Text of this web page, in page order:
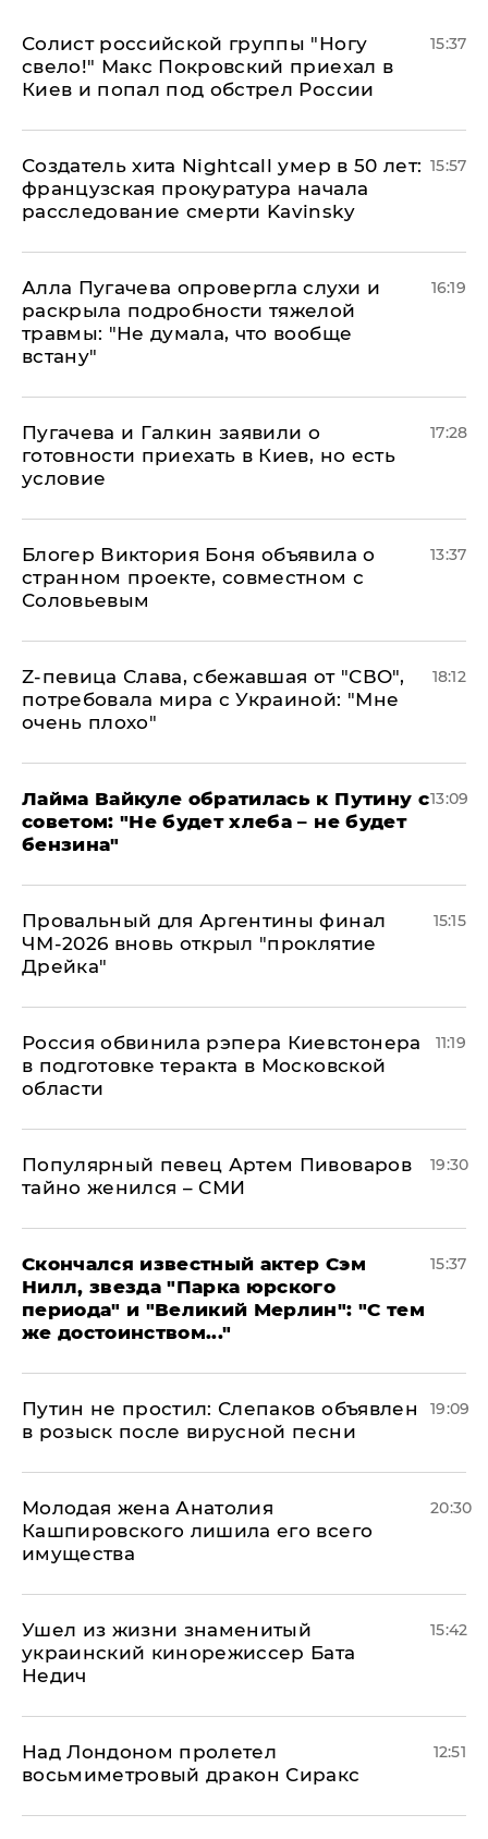
Солист российской группы "Ногу
свело!" Макс Покровский приехал в
Киев и попал под обстрел России
15:37
Создатель хита Nightcall умер в 50 лет:
французская прокуратура начала
расследование смерти Kavinsky
15:57
Алла Пугачева опровергла слухи и
раскрыла подробности тяжелой
травмы: "Не думала, что вообще
встану"
16:19
Пугачева и Галкин заявили о
готовности приехать в Киев, но есть
условие
17:28
Блогер Виктория Боня объявила о
странном проекте, совместном с
Соловьевым
13:37
Z-певица Слава, сбежавшая от "СВО",
потребовала мира с Украиной: "Мне
очень плохо"
18:12
Лайма Вайкуле обратилась к Путину с
советом: "Не будет хлеба – не будет
бензина"
13:09
Провальный для Аргентины финал
ЧМ-2026 вновь открыл "проклятие
Дрейка"
15:15
Россия обвинила рэпера Киевстонера
в подготовке теракта в Московской
области
11:19
Популярный певец Артем Пивоваров
тайно женился – СМИ
19:30
Скончался известный актер Сэм
Нилл, звезда "Парка юрского
периода" и "Великий Мерлин": "С тем
же достоинством..."
15:37
Путин не простил: Слепаков объявлен
в розыск после вирусной песни
19:09
Молодая жена Анатолия
Кашпировского лишила его всего
имущества
20:30
Ушел из жизни знаменитый
украинский кинорежиссер Бата
Недич
15:42
Над Лондоном пролетел
восьмиметровый дракон Сиракс
12:51